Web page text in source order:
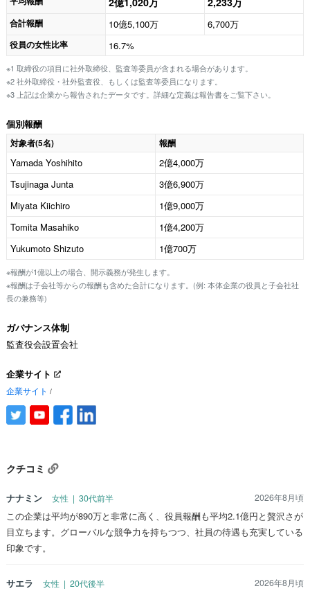
合計報酬 10億5,100万 6,700万
役員の女性比率 16.7%
※1 取締役の項目に社外取締役、監査等委員が含まれる場合があります。
※2 社外取締役・社外監査役、もしくは監査等委員になります。
※3 上記は企業から報告されたデータです。詳細な定義は報告書をご覧下さい。
個別報酬
対象者(5名) 報酬
Yamada Yoshihito
2億4,000万
Tsujinaga Junta
3億6,900万
Miyata Kiichiro
1億9,000万
Tomita Masahiko
1億4,200万
Yukumoto Shizuto
1億700万
※報酬が1億以上の場合、開示義務が発生します。
※報酬は子会社等からの報酬も含めた合計になります。(例: 本体企業の役員と子会社社
長の兼務等)
ガバナンス体制
監査役会設置会社
企業サイト
企業サイト /
クチコミ
ナナミン 女性 | 30代前半 2026年8月頃
この企業は平均が890万と非常に高く、役員報酬も平均2.1億円と贅沢さが
目立ちます。グローバルな競争力を持ちつつ、社員の待遇も充実している
印象です。
サエラ 女性 | 20代後半 2026年8月頃